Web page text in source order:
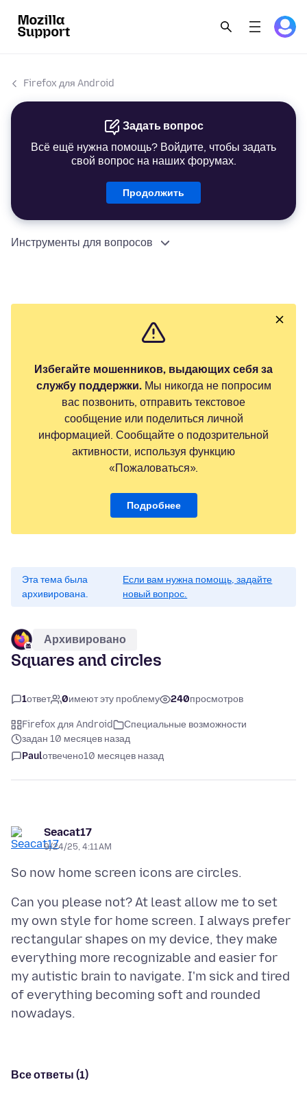
Firefox для Android
Задать вопрос
Всё ещё нужна помощь? Войдите, чтобы задать
свой вопрос на наших форумах.
Продолжить
Инструменты для вопросов
Избегайте мошенников, выдающих себя за
службу поддержки.Мы никогда не попросим
вас позвонить, отправить текстовое
сообщение или поделиться личной
информацией. Сообщайте о подозрительной
активности, используя функцию
«Пожаловаться».
Подробнее
Эта тема была
архивирована.
Если вам нужна помощь, задайте
новый вопрос.
Архивировано
Squares and circles
1ответ 0имеют эту проблему 240просмотров
Firefox для Android
Специальные возможности
задан 10 месяцев назад
Paulотвечено10 месяцев назад
Seacat17
9/24/25, 4:11 AM
Can you please not? At least allow me to set
my own style for home screen. I always prefer
rectangular shapes on my device, they make
everything more recognizable and easier for
my autistic brain to navigate. I'm sick and tired
of everything becoming soft and rounded
Все ответы (1)